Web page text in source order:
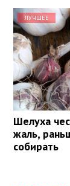
ЛУЧШЕЕ
Шелуха
жаль,
собирать